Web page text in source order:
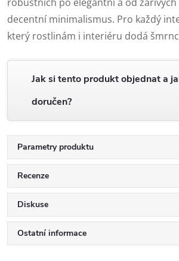
decentní minimalismus. Pro každý
který rostlinám i interiéru dodá
Jak si tento produkt objednat a
doručen?
Parametry produktu
Recenze
Diskuse
Ostatní informace